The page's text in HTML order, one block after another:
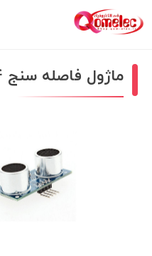
ماژول فاصله سنج SRF04